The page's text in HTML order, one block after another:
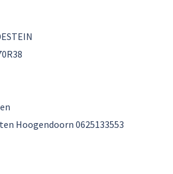
Hoogendoorn 0625133553